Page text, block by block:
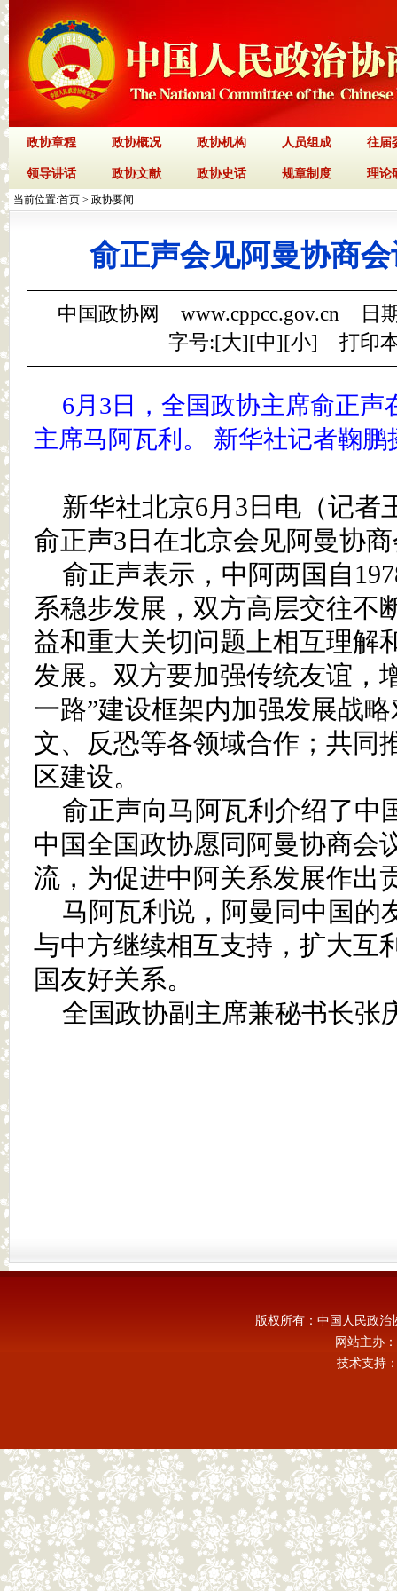
政协章程 政协概况 政协机构 人员组成 往届
领导讲话 政协文献 政协史话 规章制度 理论
当前位置:首页 > 政协要闻
俞正声会见阿曼协商
中国政协网 www.cppcc.gov.cn 日
字号:[大][中][小] 打印
6月3日，全国政协主席俞正
主席马阿瓦利。 新华社记者鞠鹏
新华社北京6月3日电（记者
俞正声3日在北京会见阿曼协
俞正声表示，中阿两国自
系稳步发展，双方高层交往不
益和重大关切问题上相互理解
发展。双方要加强传统友谊，
一路”建设框架内加强发展战
文、反恐等各领域合作；共同
区建设。
俞正声向马阿瓦利介绍了中
中国全国政协愿同阿曼协商会
流，为促进中阿关系发展作出
马阿瓦利说，阿曼同中国的
与中方继续相互支持，扩大互
国友好关系。
全国政协副主席兼秘书长张
版权所有：中国人民政
网站主办
技术支持